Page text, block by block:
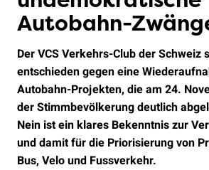
Autobahn-
Der VCS Verkehrs-Club der Schweiz
entschieden gegen eine
Autobahn-Projekten, die am 24.
der Stimmbevölkerung deutlich
Nein ist ein klares Bekenntnis zur
und damit für die Priorisierung von
Bus, Velo und Fussverkehr.